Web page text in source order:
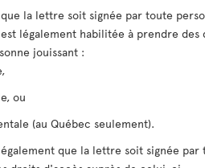
la lettre soit signée par toute
légalement habilitée à prendre
jouissant :
ou
(au Québec seulement).
que la lettre soit signée